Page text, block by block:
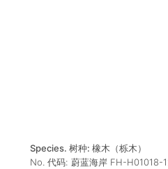
Species. 树种: 橡木（栎木）
No. 代码: 蔚蓝海岸 FH-H01018-